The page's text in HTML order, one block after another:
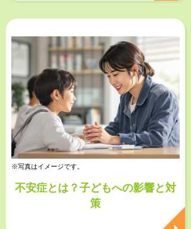
※写真はイメージです。
不安症とは？子どもへの影響と対
策